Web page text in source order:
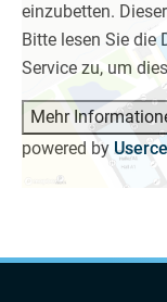
einzubetten.
Bitte lesen Sie die
Service zu, um
Mehr
powered by